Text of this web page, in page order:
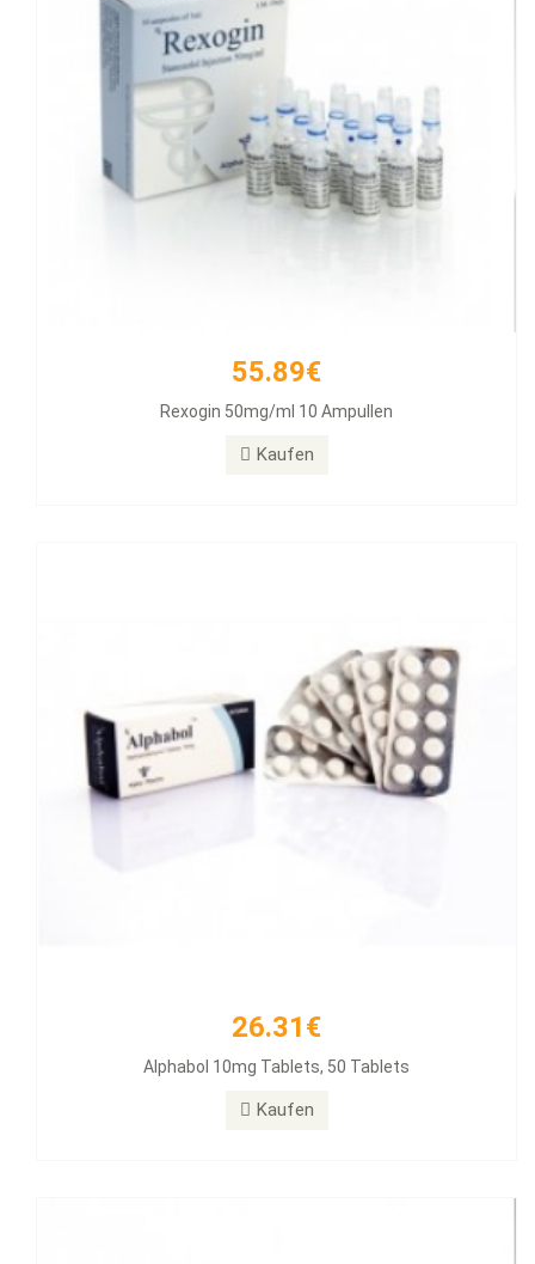
55.89€
Rexogin 50mg/ml 10 Ampullen
Kaufen
26.31€
Alphabol 10mg Tablets, 50 Tablets
Kaufen
26.31€
Alphabol 10mg Tablets, 50 Tablets
33.54€
Clenbuterol 40mg 100 Tabs